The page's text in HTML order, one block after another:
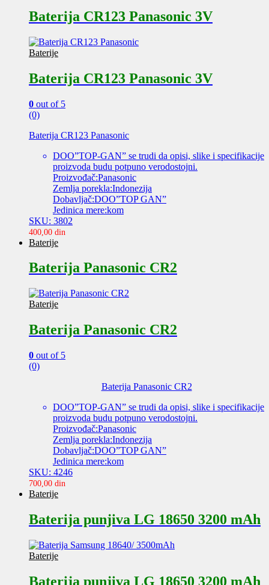
Baterija CR123 Panasonic 3V
Baterije
Baterija CR123 Panasonic 3V
0 out of 5
(0)
Baterija CR123 Panasonic
DOO”TOP-GAN” se trudi da opisi, slike i specifikacije
proizvoda budu potpuno verodostojni.
Proizvođač:Panasonic
Zemlja porekla:Indonezija
Dobavljač:DOO”TOP GAN”
Jedinica mere:kom
SKU: 3802
400,00 din
Baterije
Baterija Panasonic CR2
Baterije
Baterija Panasonic CR2
0 out of 5
(0)
Baterija Panasonic CR2
DOO”TOP-GAN” se trudi da opisi, slike i specifikacije
proizvoda budu potpuno verodostojni.
Proizvođač:Panasonic
Zemlja porekla:Indonezija
Dobavljač:DOO”TOP GAN”
Jedinica mere:kom
SKU: 4246
700,00 din
Baterije
Baterija punjiva LG 18650 3200 mAh
Baterije
Baterija punjiva LG 18650 3200 mAh